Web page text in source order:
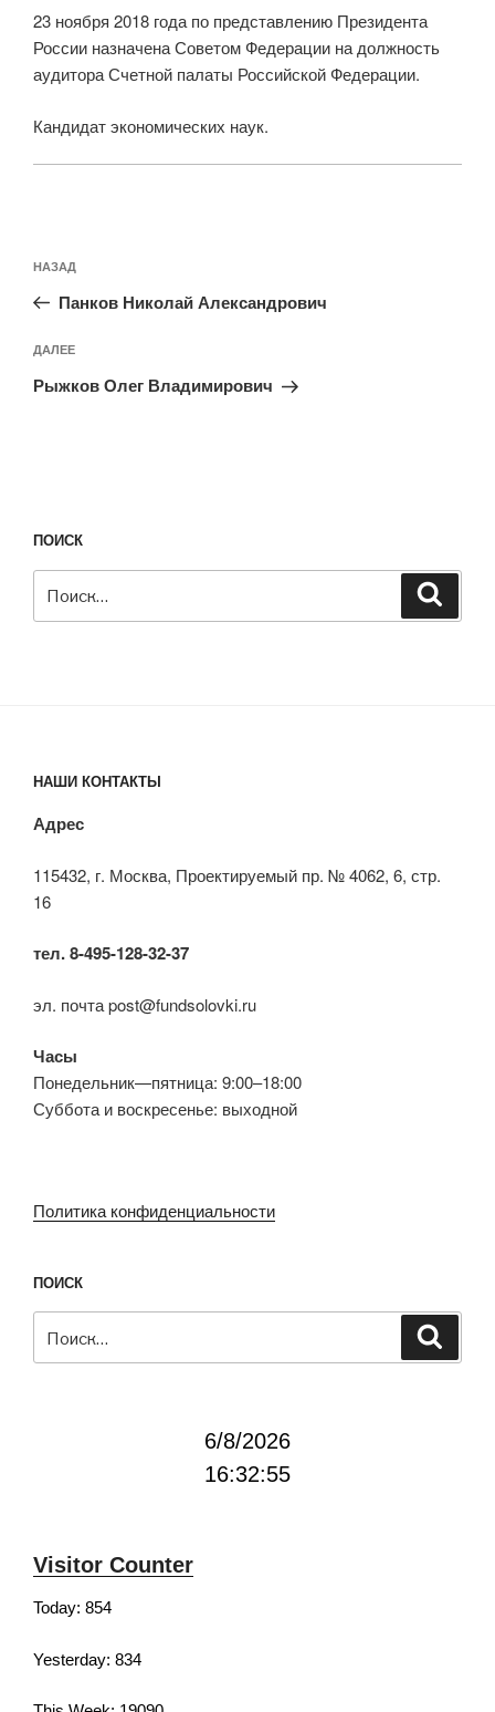
23 ноября 2018 года по представлению Президента
России назначена Советом Федерации на должность
аудитора Счетной палаты Российской Федерации.
Кандидат экономических наук.
по
записям
Предыдущая
запись:
НАЗАД
Панков Николай Александрович
Следующая
запись
ДАЛЕЕ
Рыжков Олег Владимирович
ПОИСК
НАШИ КОНТАКТЫ
Адрес
115432, г. Москва, Проектируемый пр. № 4062, 6, стр.
16
тел. 8-495-128-32-37
эл. почта post@fundsolovki.ru
Часы
Понедельник—пятница: 9:00–18:00
Суббота и воскресенье: выходной
Политика конфиденциальности
ПОИСК
6/8/2026
16:32:56
Visitor Counter
Today: 854
Yesterday: 834